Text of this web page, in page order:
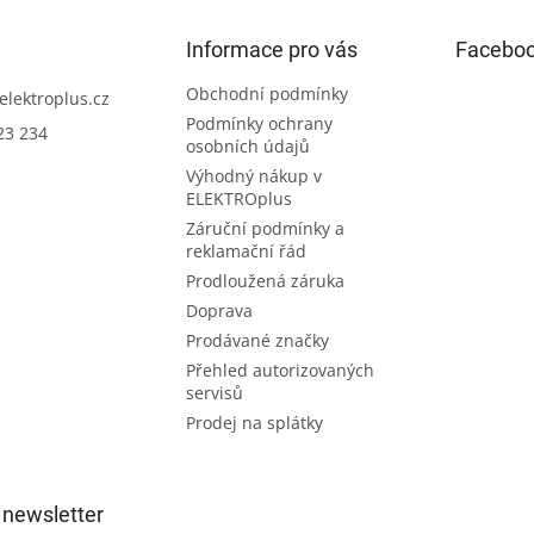
elektroplus.cz
234
Informace pro vás
Obchodní podmínky
Podmínky ochrany
osobních údajů
Výhodný nákup v
ELEKTROplus
Záruční podmínky a
reklamační řád
Prodloužená záruka
Doprava
Prodávané značky
Přehled autorizovaných
servisů
Prodej na splátky